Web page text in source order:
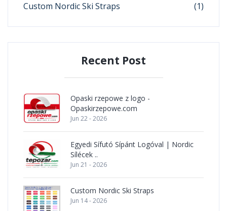
Custom Nordic Ski Straps
(1)
Recent Post
Opaski rzepowe z logo -
Opaskirzepowe.com
Jun 22 - 2026
Egyedi Sífutó Sípánt Logóval | Nordic
Sílécek ..
Jun 21 - 2026
Custom Nordic Ski Straps
Jun 14 - 2026